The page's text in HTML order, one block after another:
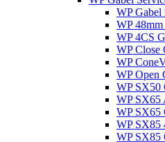
WP Gabel
WP
WP 4CS
WP Close
WP
WP Open
WP SX50
WP SX65
WP SX65
WP SX85
WP SX85